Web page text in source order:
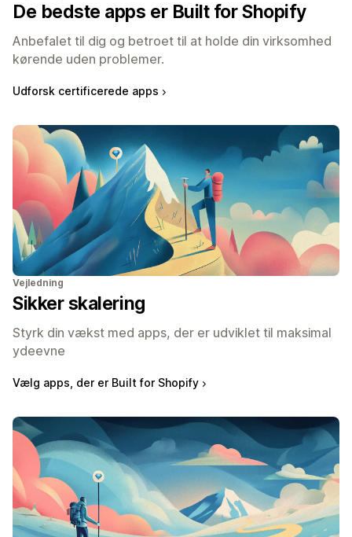
De bedste apps er Built for Shopify
Anbefalet til dig og betroet til at holde din virksomhed
kørende uden problemer.
Udforsk certificerede apps
Vejledning
Sikker skalering
Styrk din vækst med apps, der er udviklet til maksimal
ydeevne
Vælg apps, der er Built for Shopify